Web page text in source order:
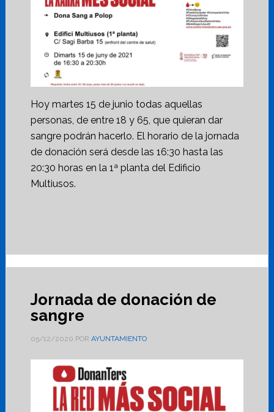
Hoy martes 15 de junio todas aquellas
personas, de entre 18 y 65, que quieran dar
sangre podrán hacerlo. El horario de la jornada
de donación será desde las 16:30 hasta las
20:30 horas en la 1ª planta del Edificio
Multiusos.
Jornada de donación de
sangre
05/12/2020 POR AYUNTAMIENTO